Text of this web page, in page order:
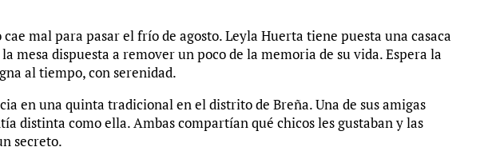
mal para pasar el frío de agosto. Leyla Huerta tiene puesta una casaca
mesa dispuesta a remover un poco de la memoria de su vida. Espera la
al tiempo, con serenidad.
en una quinta tradicional en el distrito de Breña. Una de sus amigas
distinta como ella. Ambas compartían qué chicos les gustaban y las
secreto.